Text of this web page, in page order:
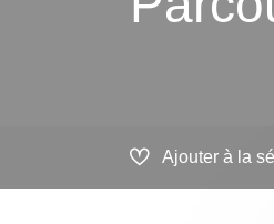
Ajouter à la